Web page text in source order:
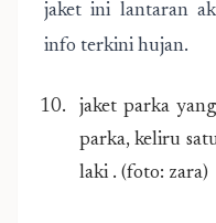
jaket ini lantaran
info terkini hujan.
jaket parka
parka, keliru
laki . (foto: zara)